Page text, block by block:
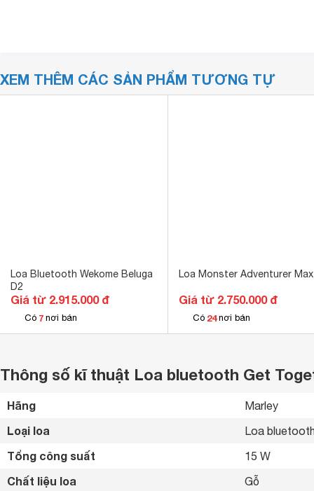
XEM THÊM CÁC SẢN PHẨM TƯƠNG TỰ
Loa Bluetooth Wekome Beluga
D2
Giá từ 2.915.000 đ
Có 7 nơi bán
Loa Monster Adventurer Max
Giá từ 2.750.000 đ
Có 24 nơi bán
Thông số kĩ thuật Loa bluetooth Get
Hãng Marley
Loại loa Loa
Tổng công suất 15 W
Chất liệu loa Gỗ